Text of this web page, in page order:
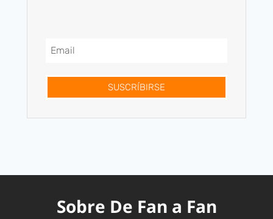
SUSCRÍBIRSE
Sobre De Fan a Fan